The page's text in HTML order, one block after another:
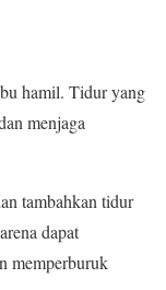
hamil. Tidur yang
menjaga
tambahkan tidur
dapat
memperburuk